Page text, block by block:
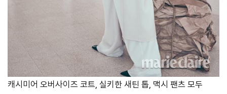
캐시미어 오버사이즈 코트, 실키한 새틴 톱, 맥시 팬츠 모두